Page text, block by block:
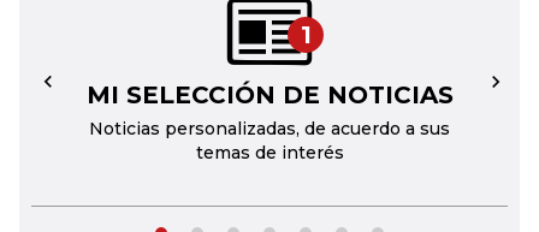
1
MI SELECCIÓN DE NOTICIAS
Noticias personalizadas, de acuerdo a sus
temas de interés
← →